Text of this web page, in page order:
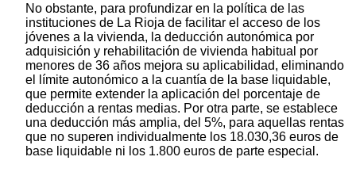
No obstante, para profundizar en la política de las
instituciones de La Rioja de facilitar el acceso de los
jóvenes a la vivienda, la deducción autonómica por
adquisición y rehabilitación de vivienda habitual por
menores de 36 años mejora su aplicabilidad, eliminando
el límite autonómico a la cuantía de la base liquidable,
que permite extender la aplicación del porcentaje de
deducción a rentas medias. Por otra parte, se establece
una deducción más amplia, del 5%, para aquellas rentas
que no superen individualmente los 18.030,36 euros de
base liquidable ni los 1.800 euros de parte especial.